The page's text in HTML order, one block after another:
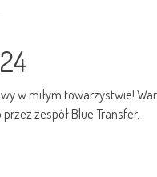
w miłym towarzystwie!
zespół Blue Transfer.